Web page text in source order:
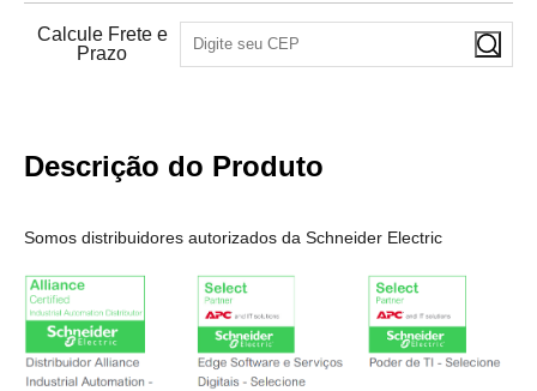
Calcule Frete e
Prazo
Descrição do Produto
Somos distribuidores autorizados da Schneider Electric